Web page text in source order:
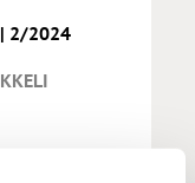
2/2024